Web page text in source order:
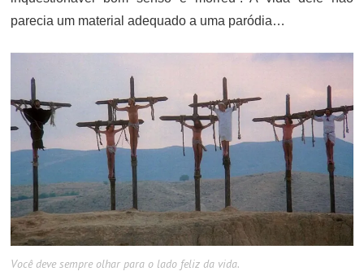
parecia um material adequado a uma paródia…
Você deve sempre olhar para o lado feliz da vida.